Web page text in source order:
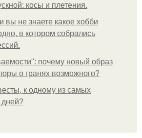
косы и плетения.
вы не знаете какое хобби
в котором собрались
почему новый образ
о гранях возможного?
к одному из самых